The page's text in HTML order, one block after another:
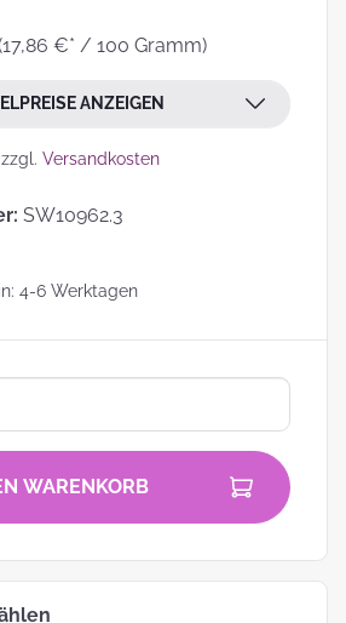
€* / 100 Gramm)
ANZEIGEN
Versandkosten
SW10962.3
4-6 Werktagen
WARENKORB